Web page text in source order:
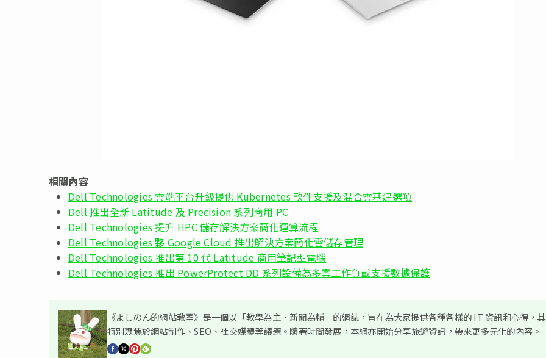
相關內容
Dell Technologies 雲端平台升級提供 Kubernetes 軟件支援及混合雲基建選項
Dell 推出全新 Latitude 及 Precision 系列商用 PC
Dell Technologies 提升 HPC 儲存解決方案簡化運算流程
Dell Technologies 夥 Google Cloud 推出解決方案簡化雲儲存管理
Dell Technologies 推出第 10 代 Latitude 商用筆記型電腦
Dell Technologies 推出 PowerProtect DD 系列設備為多雲工作負載支援數據保護
《よしのん的網站教室》是一個以「教學為主、新聞為輔」的網誌，旨在為大家提供各種各樣的 IT 資訊和心得，
特別聚焦於網站制作、SEO、社交媒體等議題。隨著時間發展，本網亦開始分享旅遊資訊，帶來更多元化的內容。